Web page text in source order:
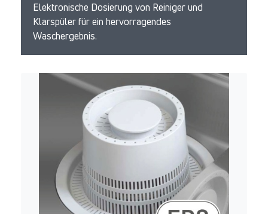
Elektronische Dosierung von Reiniger und
Klarspüler für ein hervorragendes
Waschergebnis.